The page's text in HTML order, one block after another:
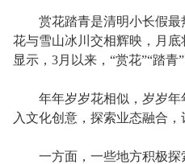
赏花踏青是清明小长假最
花与雪山冰川交相辉映，月
显示，3月以来，“赏花”“踏
年年岁岁花相似，岁岁年
入文化创意，探索业态融合
一方面，一些地方积极探索